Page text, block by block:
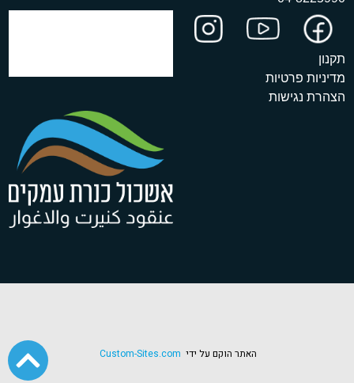
תקנון
מדיניות פרטיות
הצהרת נגישות
האתר הוקם על ידי Custom-Sites.com